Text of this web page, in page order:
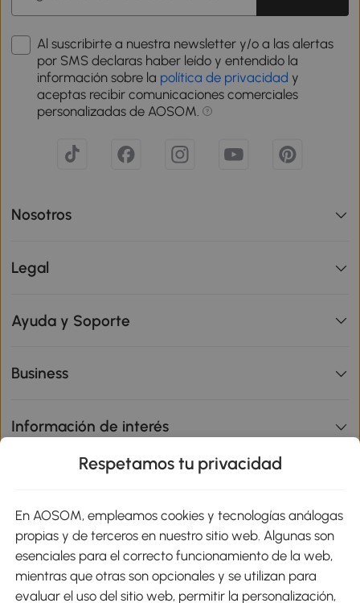
Al suscribirte a nuestra newsletter y/o a las alertas
por SMS declaras haber leído y entendido la
información sobre la política de privacidad y
aceptas recibir comunicaciones comerciales
personalizadas de AOSOM.
Nosotros
Legal
Ayuda y Soporte
Business
Información de interés
Métodos de Pago
Respetamos tu privacidad
En AOSOM, empleamos cookies y tecnologías análogas
propias y de terceros en nuestro sitio web. Algunas son
esenciales para el correcto funcionamiento de la web,
mientras que otras son opcionales y se utilizan para
evaluar el uso del sitio web, permitir la personalización,